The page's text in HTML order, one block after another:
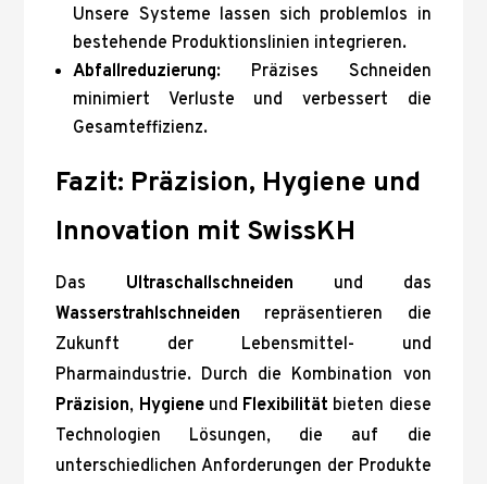
Unsere Systeme lassen sich problemlos in
bestehende Produktionslinien integrieren.
Abfallreduzierung: Präzises Schneiden
minimiert Verluste und verbessert die
Gesamteffizienz.
Fazit: Präzision, Hygiene und
Innovation mit SwissKH
Das Ultraschallschneiden und das
Wasserstrahlschneiden repräsentieren die
Zukunft der Lebensmittel- und
Pharmaindustrie. Durch die Kombination von
Präzision, Hygieneund Flexibilität bieten diese
Technologien Lösungen, die auf die
unterschiedlichen Anforderungen der Produkte